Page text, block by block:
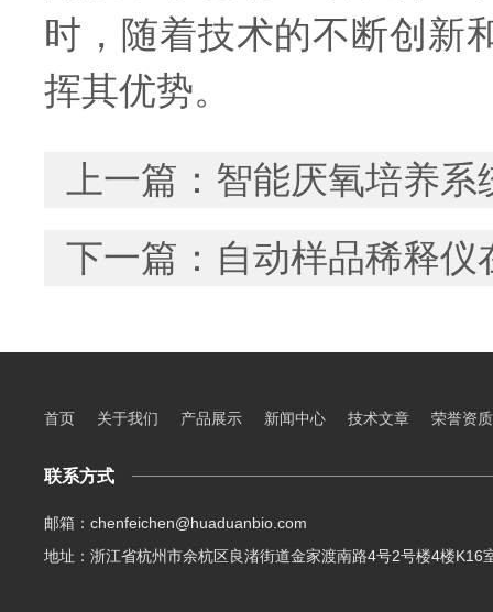
时，随着技术的不断创新
挥其优势。
上一篇： 智能厌氧培养系
下一篇： 自动样品稀释
首页 关于我们 产品展示 新闻中心 技术文章 荣誉资质
联系方式
邮箱：chenfeichen@huaduanbio.com
地址：浙江省杭州市余杭区良渚街道金家渡南路4号2号楼4楼K16